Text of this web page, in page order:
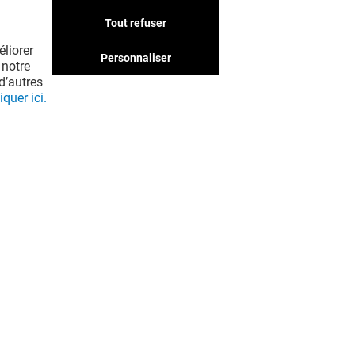
boutiques qui pourraient
pas à côté !
ici.
Tout refuser
Personnaliser